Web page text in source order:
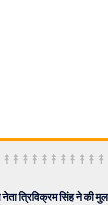
त्रिविक्रम सिंह ने की